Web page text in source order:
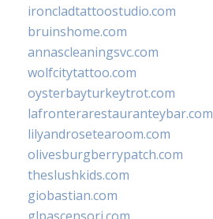
ironcladtattoostudio.com
bruinshome.com
annascleaningsvc.com
wolfcitytattoo.com
oysterbayturkeytrot.com
lafronterarestauranteybar.com
lilyandrosetearoom.com
olivesburgberrypatch.com
theslushkids.com
giobastian.com